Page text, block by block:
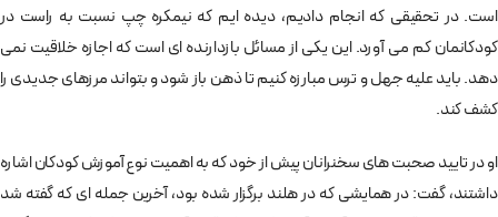
است. در تحقیقی که انجام دادیم، دیده ایم که نیمکره چپ نسبت به راست در
کودکانمان کم می آورد. این یکی از مسائل بازدارنده ای است که اجازه خلاقیت نمی
دهد. باید علیه جهل و ترس مبارزه کنیم تا ذهن باز شود و بتواند مرزهای جدیدی را
کشف کند.
او در تایید صحبت های سخنرانان پیش از خود که به اهمیت نوع آموزش کودکان اشاره
داشتند، گفت: در همایشی که در هلند برگزار شده بود، آخرین جمله ای که گفته شد